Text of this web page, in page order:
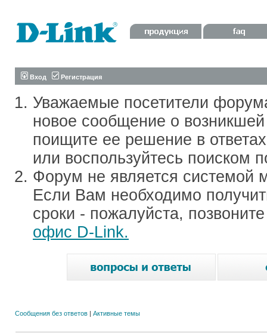
Вход Регистрация
Уважаемые посетители
новое сообщение о
поищите ее решение в
или воспользуйтесь поиском
Форум не является системой
Если Вам необходимо
сроки - пожалуйста,
офис D-Link.
Сообщения без ответов | Активные темы